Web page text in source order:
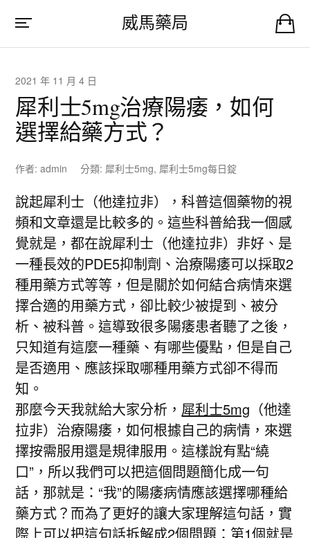
威馬藥局
2021 年 11 月 4 日
犀利士5mg治療陽痿，如何
選擇給藥方式？
作者:admin 分類: 犀利士5mg, 犀利士5mg每日錠
說起犀利士（他達拉非），科普這個藥物的視
頻和文章還是比較多的。這些科普給我一個感
覺就是，都在說犀利士（他達拉非）非好、是
一種長效的PDE5抑制劑、治療陽痿可以採取2
種用藥方式等等，但是關於如何結合病情來選
擇合適的用藥方式，卻比較少被提到、被分
析、被科普。這導致很多陽痿患者聽了之後，
只知道有這麼一種藥、有哪些優點，但是自己
是否適用、應該採取哪種用藥方式卻不得而
知。
那麼今天我就給大家分析， 犀利士5mg （他達
拉非）治療陽痿，如何根據自己的病情，來選
擇按需服用還是規律服用。這樣說有點“繞
口”，所以我們可以把這個問題簡化成一句
話，那就是：“我”的陽痿病情應該選擇哪種給
藥方式？而為了更好的讓大家理解這句話，實
際上可以把這句話拆解成2個問題：第1個就是